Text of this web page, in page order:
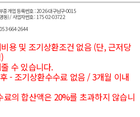
중개업 등록번호 : 2026-대구남구-0015
동) / 사업자번호 : 175-02-03722
053-664-2644
용 및 조기상환조건 없음 (단, 근저당
수 있습니다.
- 조기상환수수료 없음 / 3개월 이내
의 합산액은 20%를 초과하지 않습니